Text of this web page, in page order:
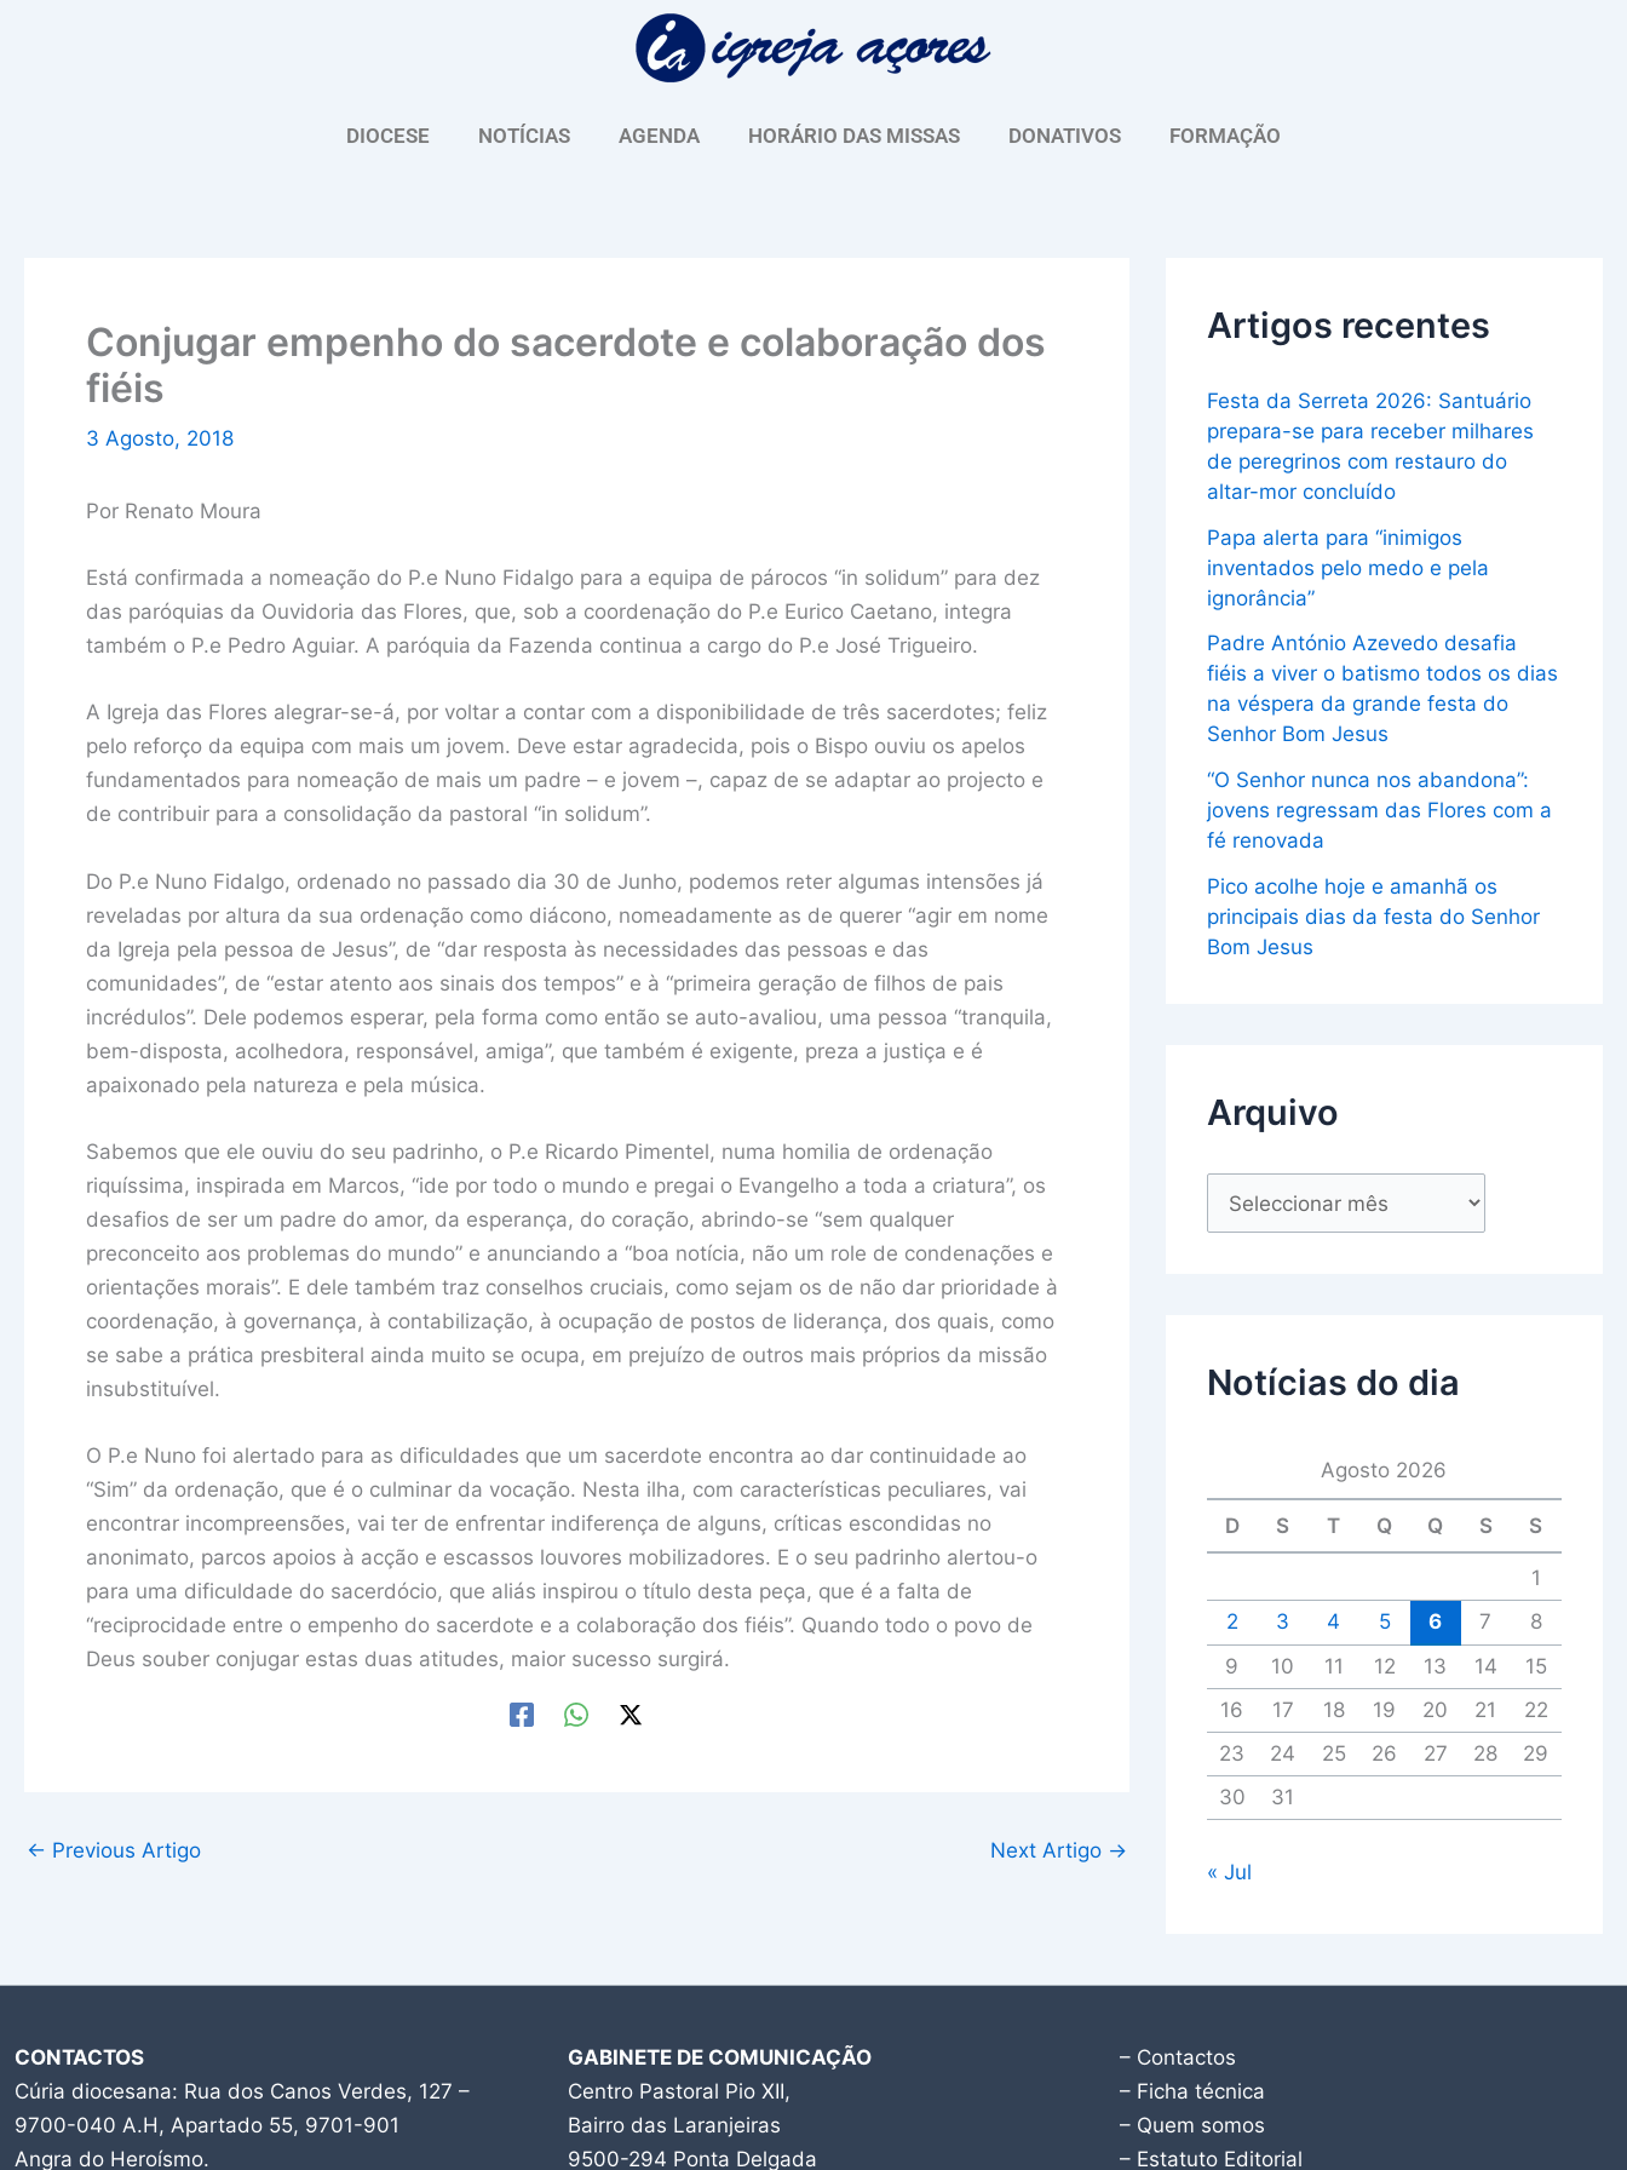
DIOCESE NOTÍCIAS AGENDA HORÁRIO DAS MISSAS DONATIVOS FORMAÇÃO
Conjugar empenho do sacerdote e colaboração dos
fiéis
3 Agosto, 2018
Por Renato Moura
Está confirmada a nomeação do P.e Nuno Fidalgo para a equipa de párocos “in solidum” para dez
das paróquias da Ouvidoria das Flores, que, sob a coordenação do P.e Eurico Caetano, integra
também o P.e Pedro Aguiar. A paróquia da Fazenda continua a cargo do P.e José Trigueiro.
A Igreja das Flores alegrar-se-á, por voltar a contar com a disponibilidade de três sacerdotes; feliz
pelo reforço da equipa com mais um jovem. Deve estar agradecida, pois o Bispo ouviu os apelos
fundamentados para nomeação de mais um padre – e jovem –, capaz de se adaptar ao projecto e
de contribuir para a consolidação da pastoral “in solidum”.
Do P.e Nuno Fidalgo, ordenado no passado dia 30 de Junho, podemos reter algumas intensões já
reveladas por altura da sua ordenação como diácono, nomeadamente as de querer “agir em nome
da Igreja pela pessoa de Jesus”, de “dar resposta às necessidades das pessoas e das
comunidades”, de “estar atento aos sinais dos tempos” e à “primeira geração de filhos de pais
incrédulos”. Dele podemos esperar, pela forma como então se auto-avaliou, uma pessoa “tranquila,
bem-disposta, acolhedora, responsável, amiga”, que também é exigente, preza a justiça e é
apaixonado pela natureza e pela música.
Sabemos que ele ouviu do seu padrinho, o P.e Ricardo Pimentel, numa homilia de ordenação
riquíssima, inspirada em Marcos, “ide por todo o mundo e pregai o Evangelho a toda a criatura”, os
desafios de ser um padre do amor, da esperança, do coração, abrindo-se “sem qualquer
preconceito aos problemas do mundo” e anunciando a “boa notícia, não um role de condenações e
orientações morais”. E dele também traz conselhos cruciais, como sejam os de não dar prioridade à
coordenação, à governança, à contabilização, à ocupação de postos de liderança, dos quais, como
se sabe a prática presbiteral ainda muito se ocupa, em prejuízo de outros mais próprios da missão
insubstituível.
O P.e Nuno foi alertado para as dificuldades que um sacerdote encontra ao dar continuidade ao
“Sim” da ordenação, que é o culminar da vocação. Nesta ilha, com características peculiares, vai
encontrar incompreensões, vai ter de enfrentar indiferença de alguns, críticas escondidas no
anonimato, parcos apoios à acção e escassos louvores mobilizadores. E o seu padrinho alertou-o
para uma dificuldade do sacerdócio, que aliás inspirou o título desta peça, que é a falta de
“reciprocidade entre o empenho do sacerdote e a colaboração dos fiéis”. Quando todo o povo de
Deus souber conjugar estas duas atitudes, maior sucesso surgirá.
← Previous Artigo Next Artigo →
Artigos recentes
Festa da Serreta 2026: Santuário
prepara-se para receber milhares
de peregrinos com restauro do
altar-mor concluído
Papa alerta para “inimigos
inventados pelo medo e pela
ignorância”
Padre António Azevedo desafia
fiéis a viver o batismo todos os dias
na véspera da grande festa do
Senhor Bom Jesus
“O Senhor nunca nos abandona”:
jovens regressam das Flores com a
fé renovada
Pico acolhe hoje e amanhã os
principais dias da festa do Senhor
Bom Jesus
Arquivo
u
Notícias do dia
Agosto 2026
D S T Q Q S S
1
2
3 4 5 6 7
8
9
10 11 12 13 14
15
16
17 18 19 20 21
22
23
24 25 26 27 28
29
30
31
« Jul
CONTACTOS
Cúria diocesana: Rua dos Canos Verdes, 127 –
9700-040 A.H, Apartado 55, 9701-901
Angra do Heroísmo.
GABINETE DE COMUNICAÇÃO
Centro Pastoral Pio XII,
Bairro das Laranjeiras
9500-294 Ponta Delgada
– Contactos
– Ficha técnica
– Quem somos
– Estatuto Editorial